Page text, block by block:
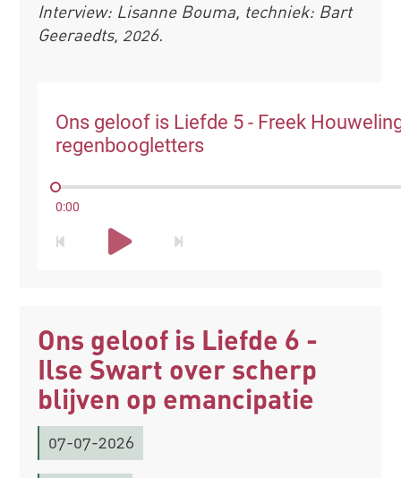
Interview: Lisanne Bouma, techniek: Bart
Geeraedts, 2026.
Ons geloof is Liefde 5 - Freek
regenboogletters
0:00
Ons geloof is Liefde 6 -
Ilse Swart over scherp
blijven op emancipatie
07-07-2026